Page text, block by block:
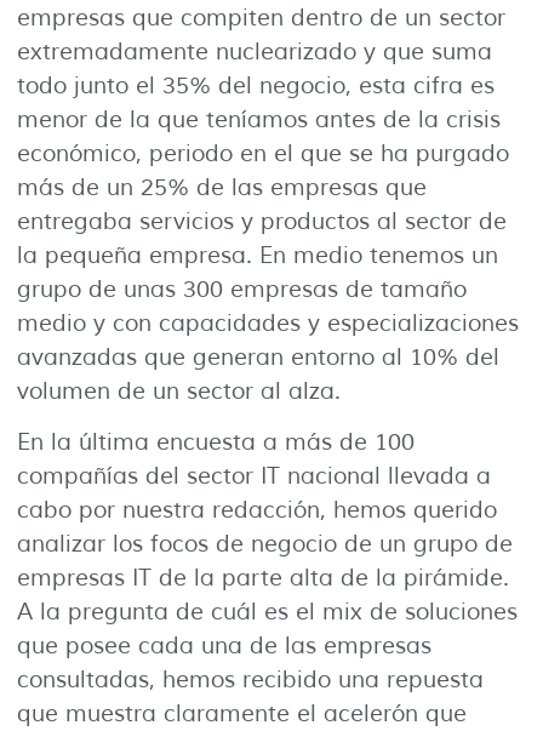
empresas que compiten dentro de un sector
extremadamente nuclearizado y que suma
todo junto el 35% del negocio, esta cifra es
menor de la que teníamos antes de la crisis
económico, periodo en el que se ha purgado
más de un 25% de las empresas que
entregaba servicios y productos al sector de
la pequeña empresa. En medio tenemos un
grupo de unas 300 empresas de tamaño
medio y con capacidades y especializaciones
avanzadas que generan entorno al 10% del
volumen de un sector al alza.
En la última encuesta a más de 100
compañías del sector IT nacional llevada a
cabo por nuestra redacción, hemos querido
analizar los focos de negocio de un grupo de
empresas IT de la parte alta de la pirámide.
A la pregunta de cuál es el mix de soluciones
que posee cada una de las empresas
consultadas, hemos recibido una repuesta
que muestra claramente el acelerón que